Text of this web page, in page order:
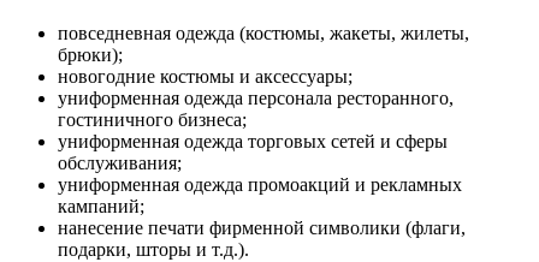
повседневная одежда (костюмы, жакеты, жилеты,
брюки);
новогодние костюмы и аксессуары;
униформенная одежда персонала ресторанного,
гостиничного бизнеса;
униформенная одежда торговых сетей и сферы
обслуживания;
униформенная одежда промоакций и рекламных
кампаний;
нанесение печати фирменной символики (флаги,
подарки, шторы и т.д.).